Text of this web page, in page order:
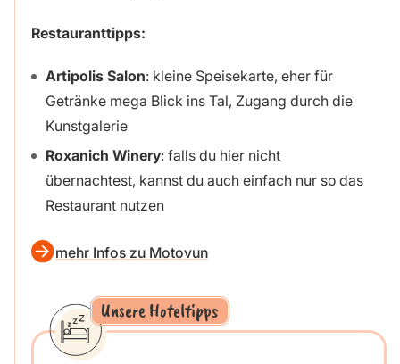
Restauranttipps:
Artipolis Salon: kleine Speisekarte, eher für
Getränke mega Blick ins Tal, Zugang durch die
Kunstgalerie
Roxanich Winery: falls du hier nicht
übernachtest, kannst du auch einfach nur so das
Restaurant nutzen
mehr Infos zu Motovun
Unsere Hoteltipps